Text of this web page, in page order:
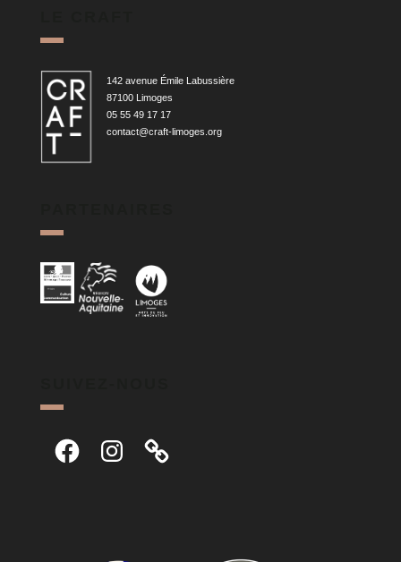
142 avenue Émile Labussière
87100 Limoges
05 55 49 17 17
contact@craft-limoges.org
FacebookInstagram